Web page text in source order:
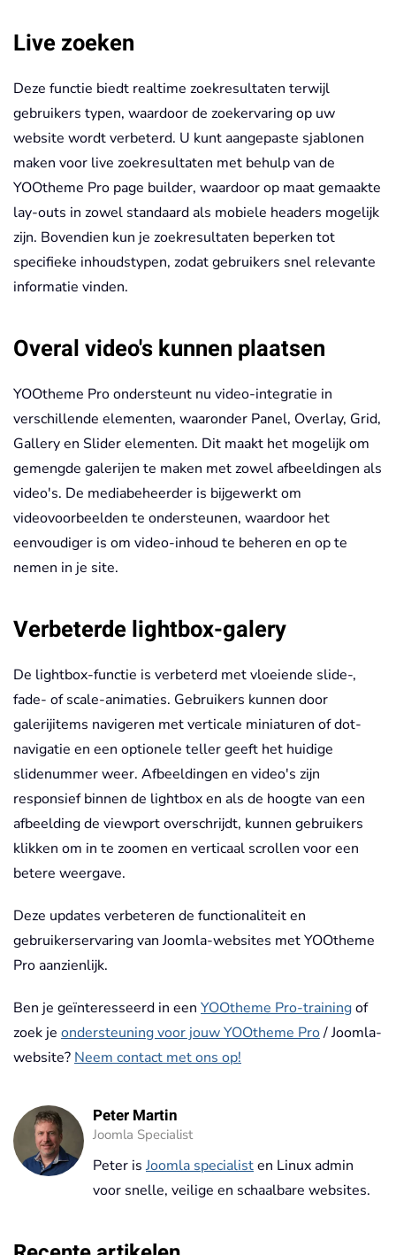
Live zoeken
Deze functie biedt realtime zoekresultaten terwijl
gebruikers typen, waardoor de zoekervaring op uw
website wordt verbeterd. U kunt aangepaste sjablonen
maken voor live zoekresultaten met behulp van de
YOOtheme Pro page builder, waardoor op maat gemaakte
lay-outs in zowel standaard als mobiele headers mogelijk
zijn. Bovendien kun je zoekresultaten beperken tot
specifieke inhoudstypen, zodat gebruikers snel relevante
informatie vinden.
Overal video's kunnen plaatsen
YOOtheme Pro ondersteunt nu video-integratie in
verschillende elementen, waaronder Panel, Overlay, Grid,
Gallery en Slider elementen. Dit maakt het mogelijk om
gemengde galerijen te maken met zowel afbeeldingen als
video's. De mediabeheerder is bijgewerkt om
videovoorbeelden te ondersteunen, waardoor het
eenvoudiger is om video-inhoud te beheren en op te
nemen in je site.
Verbeterde lightbox-galery
De lightbox-functie is verbeterd met vloeiende slide-,
fade- of scale-animaties. Gebruikers kunnen door
galerijitems navigeren met verticale miniaturen of dot-
navigatie en een optionele teller geeft het huidige
slidenummer weer. Afbeeldingen en video's zijn
responsief binnen de lightbox en als de hoogte van een
afbeelding de viewport overschrijdt, kunnen gebruikers
klikken om in te zoomen en verticaal scrollen voor een
betere weergave.
Deze updates verbeteren de functionaliteit en
gebruikerservaring van Joomla-websites met YOOtheme
Pro aanzienlijk.
Ben je geïnteresseerd in een YOOtheme Pro-trainingof
zoek je ondersteuning voor jouw YOOtheme Pro/ Joomla-
website? Neem contact met ons op!
Peter Martin
Joomla Specialist
Peter isJoomla specialisten Linux admin
voor snelle, veilige en schaalbare websites.